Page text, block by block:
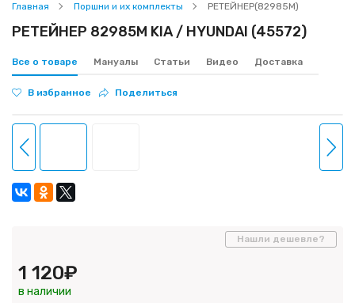
Главная Поршни и их комплекты РЕТЕЙНЕР(82985M)
РЕТЕЙНЕР 82985M KIA / HYUNDAI (45572)
Все о товаре Мануалы Статьи Видео Доставка
В избранное Поделиться
1 120₽
в наличии
Нашли дешевле?